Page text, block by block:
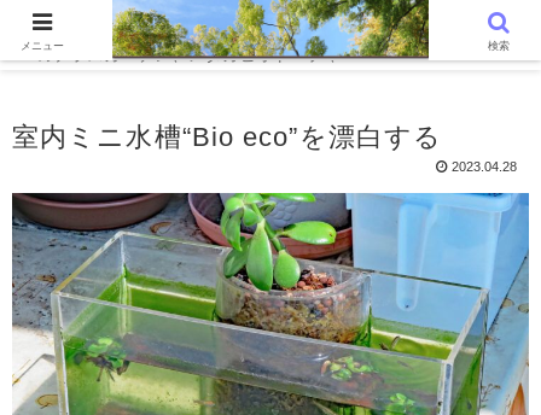
WordPressでつくる趣味の個人ブログです。〜 気ままに心字池、憩い
のテラスガーデン、メダカビオトープ 、Photo Poem Trunk〜
室内ミニ水槽“Bio eco”を漂白する
2023.04.28
メニュー 検索